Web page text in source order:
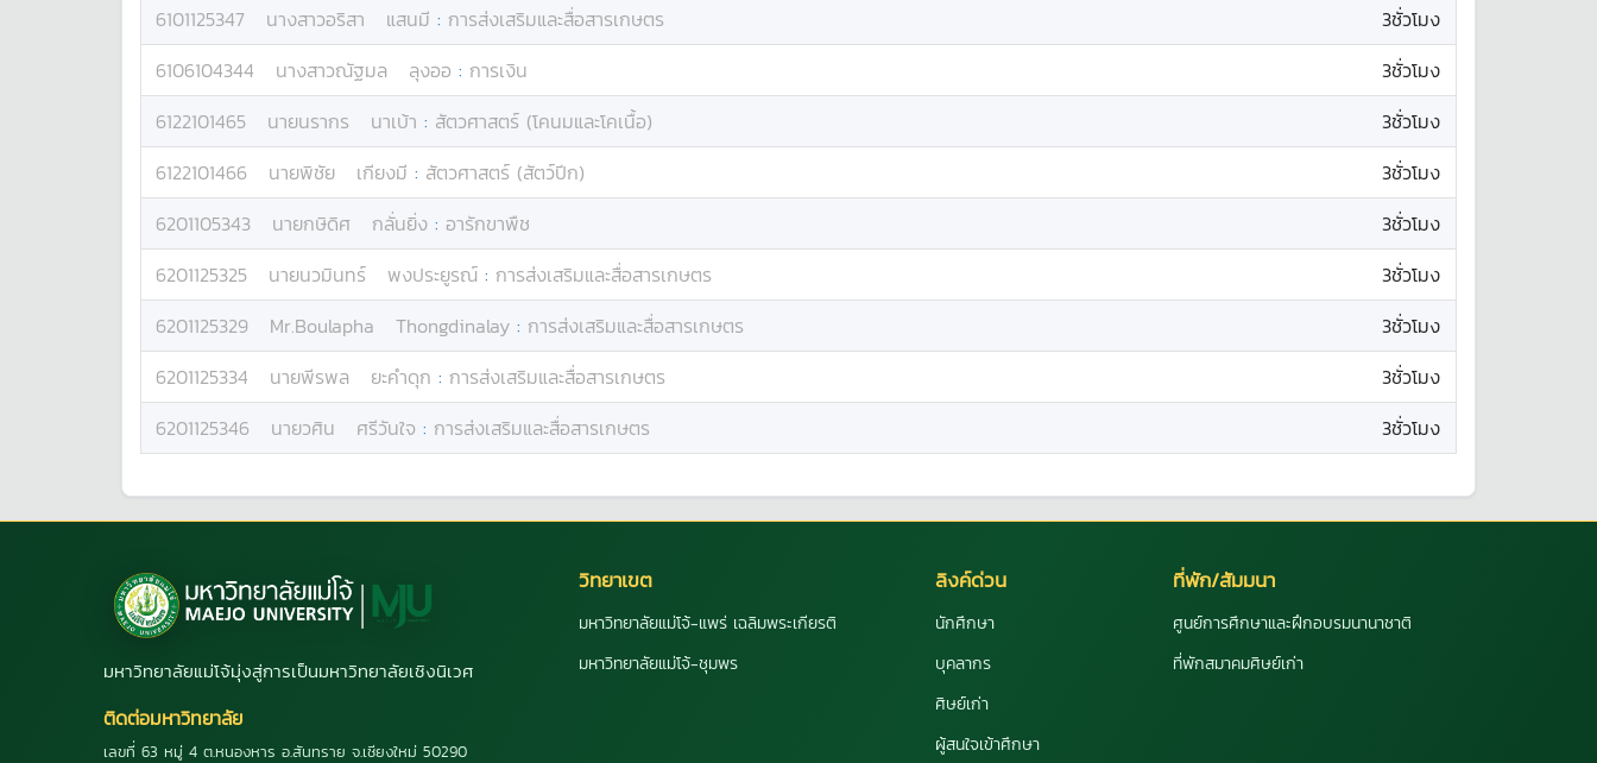
6101125347
นางสาวอริสา แสนมี : การส่งเสริมและสื่อสารเกษตร
3ชั่วโมง
6106104344
นางสาวณัฐมล ลุงออ : การเงิน
3ชั่วโมง
6122101465
นายนรากร นาเบ้า : สัตวศาสตร์ (โคนมและโคเนื้อ)
3ชั่วโมง
6122101466
นายพิชัย เกียงมี : สัตวศาสตร์ (สัตว์ปีก)
3ชั่วโมง
6201105343
นายกษิดิศ กลั่นยิ่ง : อารักขาพืช
3ชั่วโมง
6201125325
นายนวมินทร์ พงประยูรณ์ : การส่งเสริมและสื่อสารเกษตร
3ชั่วโมง
6201125329
Mr.Boulapha Thongdinalay : การส่งเสริมและสื่อสารเกษตร
3ชั่วโมง
6201125334
นายพีรพล ยะคำดุก : การส่งเสริมและสื่อสารเกษตร
3ชั่วโมง
6201125346
นายวศิน ศรีวันใจ : การส่งเสริมและสื่อสารเกษตร 3ชั่วโมง
มหาวิทยาลัยแม่โจ้มุ่งสู่การเป็นมหาวิทยาลัยเชิงนิเวศ
ติดต่อมหาวิทยาลัย
เลขที่ 63 หมู่ 4 ต.หนองหาร อ.สันทราย จ.เชียงใหม่ 50290
วิทยาเขต
มหาวิทยาลัยแม่โจ้-แพร่ เฉลิมพระเกียรติ
มหาวิทยาลัยแม่โจ้-ชุมพร
ลิงค์ด่วน
นักศึกษา
บุคลากร
ศิษย์เก่า
ผู้สนใจเข้าศึกษา
ที่พัก/สัมมนา
ศูนย์การศึกษาและฝึกอบรมนานาชาติ
ที่พักสมาคมศิษย์เก่า